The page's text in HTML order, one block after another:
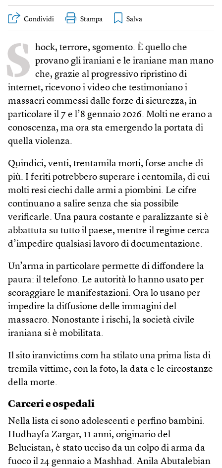
Condividi Stampa
S hock, terrore, sgomento. È quello che
provano gli iraniani e le iraniane man mano
che, grazie al progressivo ripristino di
internet, ricevono i video che testimoniano i
massacri commessi dalle forze di sicurezza, in
particolare il 7 e l’8 gennaio 2026. Molti ne erano a
conoscenza, ma ora sta emergendo la portata di
quella violenza.
Quindici, venti, trentamila morti, forse anche di
più. I feriti potrebbero superare i centomila, di cui
molti resi ciechi dalle armi a piombini. Le cifre
continuano a salire senza che sia possibile
verificarle. Una paura costante e paralizzante si è
abbattuta su tutto il paese, mentre il regime cerca
d’impedire qualsiasi lavoro di documentazione.
Un’arma in particolare permette di diffondere la
paura: il telefono. Le autorità lo hanno usato per
scoraggiare le manifestazioni. Ora lo usano per
impedire la diffusione delle immagini del
massacro. Nonostante i rischi, la società civile
iraniana si è mobilitata.
Il sito iranvictims.com ha stilato una prima lista di
tremila vittime, con la foto, la data e le circostanze
della morte.
Carceri e ospedali
Nella lista ci sono adolescenti e perfino bambini.
Hudhayfa Zargar, 11 anni, originario del
Belucistan, è stato ucciso da un colpo di arma da
fuoco il 24 gennaio a Mashhad. Anila Abutalebian